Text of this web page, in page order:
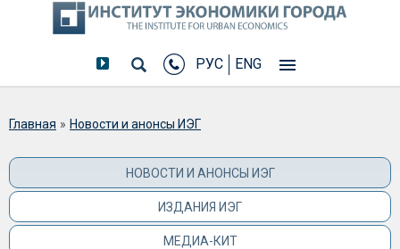
РУС ENG
Вы здесь
Главная » Новости и анонсы ИЭГ
НОВОСТИ И АНОНСЫ ИЭГ
ИЗДАНИЯ ИЭГ
МЕДИА-КИТ